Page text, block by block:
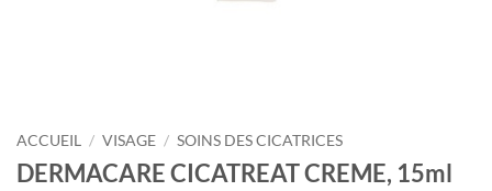
ACCUEIL / VISAGE / SOINS DES CICATRICES
DERMACARE CICATREAT CREME, 15ml